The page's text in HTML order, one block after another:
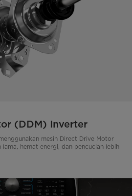
(DDM) Inverter
mesin Direct Drive Motor
lama, hemat energi, dan pencucian lebih